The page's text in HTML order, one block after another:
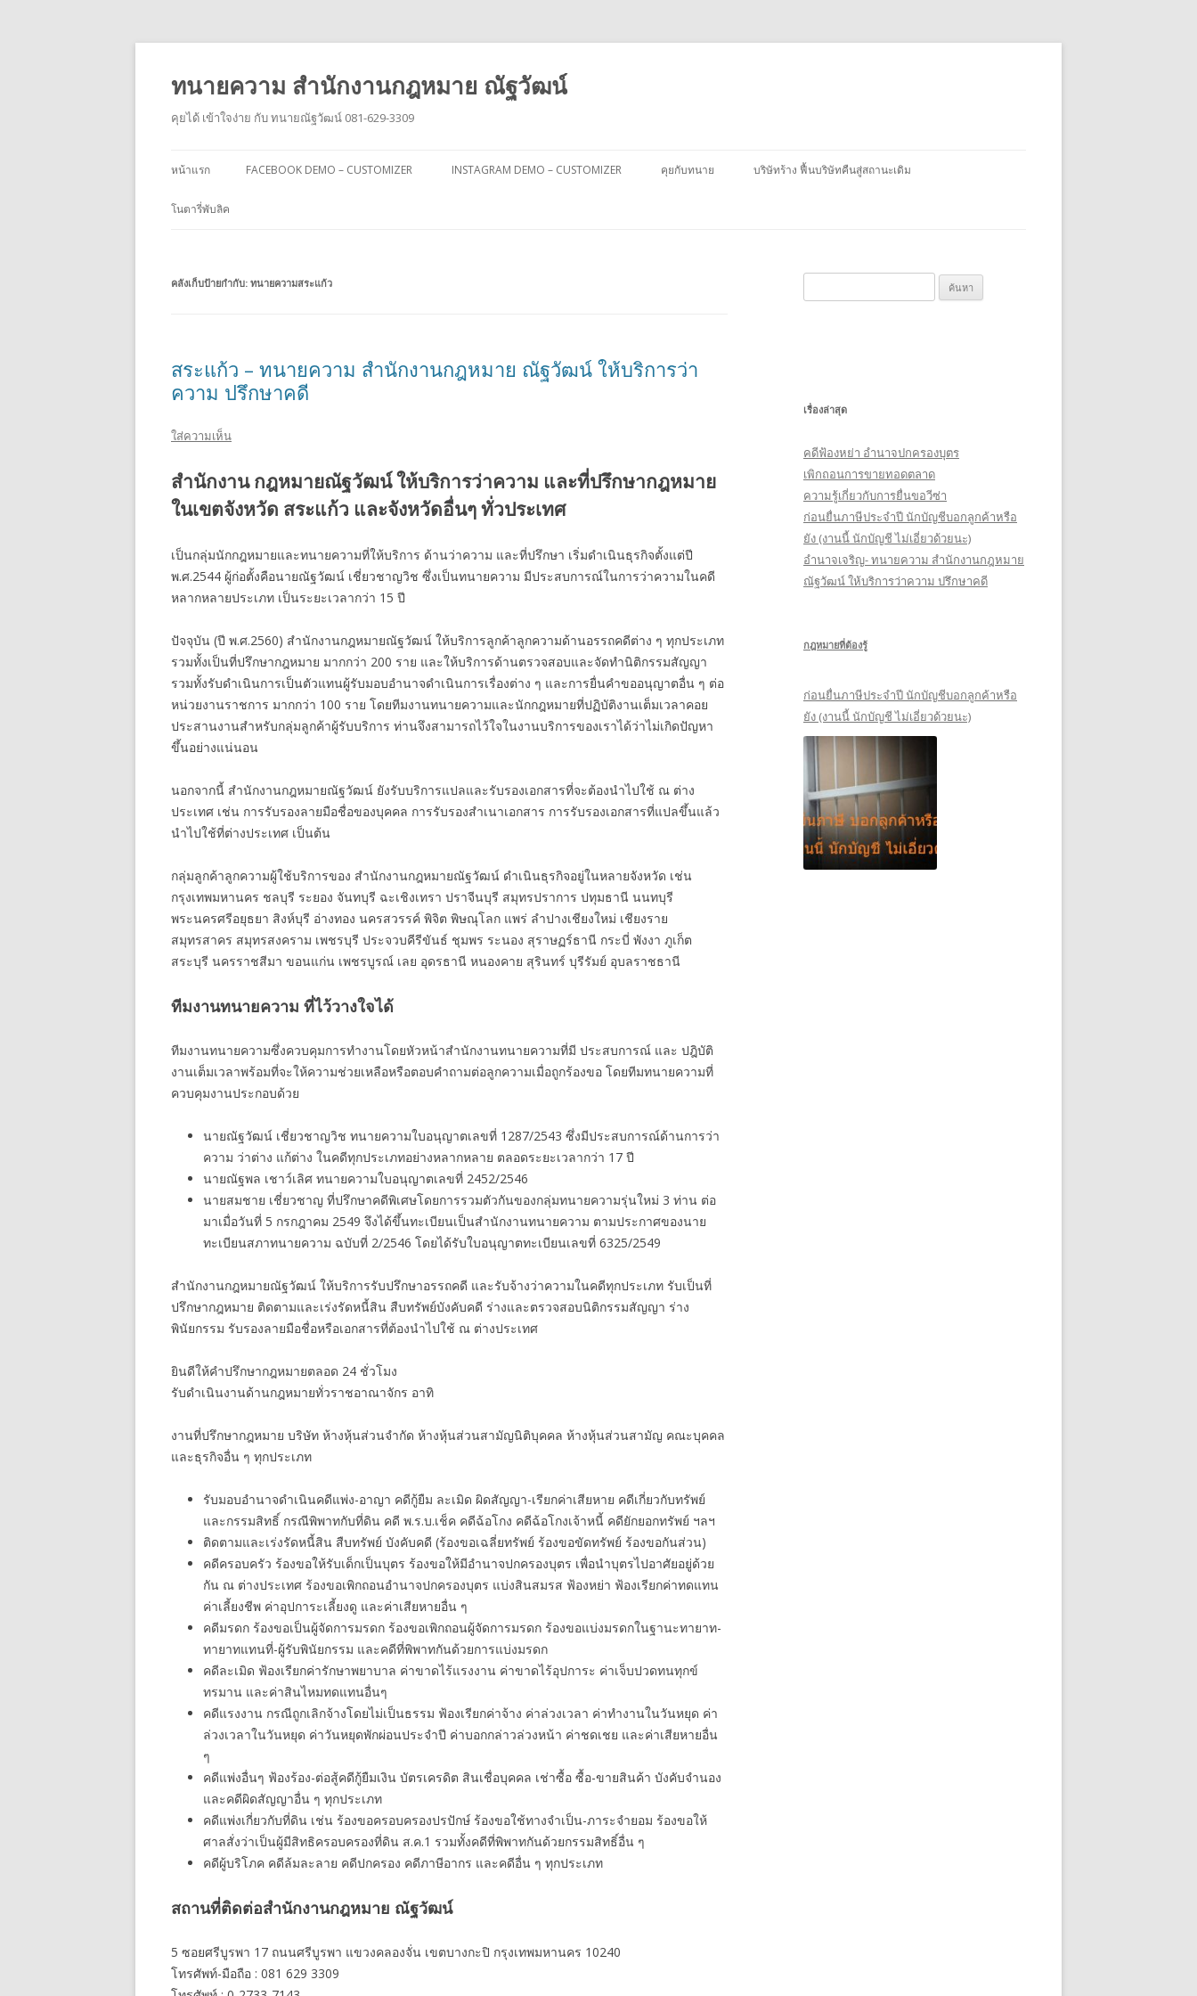
ทนายความ สำนักงานกฎหมาย ณัฐวัฒน์
คุยได้ เข้าใจง่าย กับ ทนายณัฐวัฒน์ 081-629-3309
ไป
หน้าแรก FACEBOOK DEMO – CUSTOMIZER INSTAGRAM DEMO – CUSTOMIZER คุยกับทนาย บริษัทร้าง ฟื้นบริษัทคืนสู่สถานะเดิม
โนตารี่พับลิค
คลังเก็บป้ายกำกับ: ทนายความสระแก้ว
สระแก้ว – ทนายความ สำนักงานกฎหมาย ณัฐวัฒน์ ให้บริการว่า
ความ ปรึกษาคดี
ใส่ความเห็น
สำนักงาน กฎหมายณัฐวัฒน์ ให้บริการว่าความ และที่ปรึกษากฎหมาย
ในเขตจังหวัด สระแก้ว และจังหวัดอื่นๆ ทั่วประเทศ
เป็นกลุ่มนักกฎหมายและทนายความที่ให้บริการ ด้านว่าความ และที่ปรึกษา เริ่มดำเนินธุรกิจตั้งแต่ปี
พ.ศ.2544 ผู้ก่อตั้งคือนายณัฐวัฒน์ เชี่ยวชาญวิช ซึ่งเป็นทนายความ มีประสบการณ์ในการว่าความในคดี
หลากหลายประเภท เป็นระยะเวลากว่า 15 ปี
ปัจจุบัน (ปี พ.ศ.2560) สำนักงานกฎหมายณัฐวัฒน์ ให้บริการลูกค้าลูกความด้านอรรถคดีต่าง ๆ ทุกประเภท
รวมทั้งเป็นที่ปรึกษากฎหมาย มากกว่า 200 ราย และให้บริการด้านตรวจสอบและจัดทำนิติกรรมสัญญา
รวมทั้งรับดำเนินการเป็นตัวแทนผู้รับมอบอำนาจดำเนินการเรื่องต่าง ๆ และการยื่นคำขออนุญาตอื่น ๆ ต่อ
หน่วยงานราชการ มากกว่า 100 ราย โดยทีมงานทนายความและนักกฎหมายที่ปฏิบัติงานเต็มเวลาคอย
ประสานงานสำหรับกลุ่มลูกค้าผู้รับบริการ ท่านจึงสามารถไว้ใจในงานบริการของเราได้ว่าไม่เกิดปัญหา
ขึ้นอย่างแน่นอน
นอกจากนี้ สำนักงานกฎหมายณัฐวัฒน์ ยังรับบริการแปลและรับรองเอกสารที่จะต้องนำไปใช้ ณ ต่าง
ประเทศ เช่น การรับรองลายมือชื่อของบุคคล การรับรองสำเนาเอกสาร การรับรองเอกสารที่แปลขึ้นแล้ว
นำไปใช้ที่ต่างประเทศ เป็นต้น
กลุ่มลูกค้าลูกความผู้ใช้บริการของ สำนักงานกฎหมายณัฐวัฒน์ ดำเนินธุรกิจอยู่ในหลายจังหวัด เช่น
กรุงเทพมหานคร ชลบุรี ระยอง จันทบุรี ฉะเชิงเทรา ปราจีนบุรี สมุทรปราการ ปทุมธานี นนทบุรี
พระนครศรีอยุธยา สิงห์บุรี อ่างทอง นครสวรรค์ พิจิต พิษณุโลก แพร่ ลำปางเชียงใหม่ เชียงราย
สมุทรสาคร สมุทรสงคราม เพชรบุรี ประจวบคีรีขันธ์ ชุมพร ระนอง สุราษฏร์ธานี กระบี่ พังงา ภูเก็ต
สระบุรี นครราชสีมา ขอนแก่น เพชรบูรณ์ เลย อุดรธานี หนองคาย สุรินทร์ บุรีรัมย์ อุบลราชธานี
ทีมงานทนายความ ที่ไว้วางใจได้
ทีมงานทนายความซึ่งควบคุมการทำงานโดยหัวหน้าสำนักงานทนายความที่มี ประสบการณ์ และ ปฎิบัติ
งานเต็มเวลาพร้อมที่จะให้ความช่วยเหลือหรือตอบคำถามต่อลูกความเมื่อถูกร้องขอ โดยทีมทนายความที่
ควบคุมงานประกอบด้วย
นายณัฐวัฒน์ เชี่ยวชาญวิช ทนายความใบอนุญาตเลขที่ 1287/2543 ซึ่งมีประสบการณ์ด้านการว่า
ความ ว่าต่าง แก้ต่าง ในคดีทุกประเภทอย่างหลากหลาย ตลอดระยะเวลากว่า 17 ปี
นายณัฐพล เชาว์เลิศ ทนายความใบอนุญาตเลขที่ 2452/2546
นายสมชาย เชี่ยวชาญ ที่ปรึกษาคดีพิเศษโดยการรวมตัวกันของกลุ่มทนายความรุ่นใหม่ 3 ท่าน ต่อ
มาเมื่อวันที่ 5 กรกฎาคม 2549 จึงได้ขึ้นทะเบียนเป็นสำนักงานทนายความ ตามประกาศของนาย
ทะเบียนสภาทนายความ ฉบับที่ 2/2546 โดยได้รับใบอนุญาตทะเบียนเลขที่ 6325/2549
สำนักงานกฎหมายณัฐวัฒน์ ให้บริการรับปรึกษาอรรถคดี และรับจ้างว่าความในคดีทุกประเภท รับเป็นที่
ปรึกษากฎหมาย ติดตามและเร่งรัดหนี้สิน สืบทรัพย์บังคับคดี ร่างและตรวจสอบนิติกรรมสัญญา ร่าง
พินัยกรรม รับรองลายมือชื่อหรือเอกสารที่ต้องนำไปใช้ ณ ต่างประเทศ
ยินดีให้คำปรึกษากฎหมายตลอด 24 ชั่วโมง
รับดำเนินงานด้านกฎหมายทั่วราชอาณาจักร อาทิ
งานที่ปรึกษากฎหมาย บริษัท ห้างหุ้นส่วนจำกัด ห้างหุ้นส่วนสามัญนิติบุคคล ห้างหุ้นส่วนสามัญ คณะบุคคล
และธุรกิจอื่น ๆ ทุกประเภท
รับมอบอำนาจดำเนินคดีแพ่ง-อาญา คดีกู้ยืม ละเมิด ผิดสัญญา-เรียกค่าเสียหาย คดีเกี่ยวกับทรัพย์
และกรรมสิทธิ์ กรณีพิพาทกับที่ดิน คดี พ.ร.บ.เช็ค คดีฉ้อโกง คดีฉ้อโกงเจ้าหนี้ คดียักยอกทรัพย์ ฯลฯ
ติดตามและเร่งรัดหนี้สิน สืบทรัพย์ บังคับคดี (ร้องขอเฉลี่ยทรัพย์ ร้องขอขัดทรัพย์ ร้องขอกันส่วน)
คดีครอบครัว ร้องขอให้รับเด็กเป็นบุตร ร้องขอให้มีอำนาจปกครองบุตร เพื่อนำบุตรไปอาศัยอยู่ด้วย
กัน ณ ต่างประเทศ ร้องขอเพิกถอนอำนาจปกครองบุตร แบ่งสินสมรส ฟ้องหย่า ฟ้องเรียกค่าทดแทน
ค่าเลี้ยงชีพ ค่าอุปการะเลี้ยงดู และค่าเสียหายอื่น ๆ
คดีมรดก ร้องขอเป็นผู้จัดการมรดก ร้องขอเพิกถอนผู้จัดการมรดก ร้องขอแบ่งมรดกในฐานะทายาท-
ทายาทแทนที่-ผู้รับพินัยกรรม และคดีที่พิพาทกันด้วยการแบ่งมรดก
คดีละเมิด ฟ้องเรียกค่ารักษาพยาบาล ค่าขาดไร้แรงงาน ค่าขาดไร้อุปการะ ค่าเจ็บปวดทนทุกข์
ทรมาน และค่าสินไหมทดแทนอื่นๆ
คดีแรงงาน กรณีถูกเลิกจ้างโดยไม่เป็นธรรม ฟ้องเรียกค่าจ้าง ค่าล่วงเวลา ค่าทํางานในวันหยุด ค่า
ล่วงเวลาในวันหยุด ค่าวันหยุดพักผ่อนประจำปี ค่าบอกกล่าวล่วงหน้า ค่าชดเชย และค่าเสียหายอื่น
ๆ
คดีแพ่งอื่นๆ ฟ้องร้อง-ต่อสู้คดีกู้ยืมเงิน บัตรเครดิต สินเชื่อบุคคล เช่าซื้อ ซื้อ-ขายสินค้า บังคับจำนอง
และคดีผิดสัญญาอื่น ๆ ทุกประเภท
คดีแพ่งเกี่ยวกับที่ดิน เช่น ร้องขอครอบครองปรปักษ์ ร้องขอใช้ทางจำเป็น-ภาระจำยอม ร้องขอให้
ศาลสั่งว่าเป็นผู้มีสิทธิครอบครองที่ดิน ส.ค.1 รวมทั้งคดีที่พิพาทกันด้วยกรรมสิทธิ์อื่น ๆ
คดีผู้บริโภค คดีล้มละลาย คดีปกครอง คดีภาษีอากร และคดีอื่น ๆ ทุกประเภท
สถานที่ติดต่อสำนักงานกฎหมาย ณัฐวัฒน์
5 ซอยศรีบูรพา 17 ถนนศรีบูรพา แขวงคลองจั่น เขตบางกะปิ กรุงเทพมหานคร 10240
โทรศัพท์-มือถือ : 081 629 3309
น
รั
:
เรื่องล่าสุด
คดีฟ้องหย่า อำนาจปกครองบุตร
เพิกถอนการขายทอดตลาด
ความรู้เกี่ยวกับการยื่นขอวีซ่า
ก่อนยื่นภาษีประจำปี นักบัญชีบอกลูกค้าหรือ
ยัง (งานนี้ นักบัญชี ไม่เอี่ยวด้วยนะ)
อำนาจเจริญ- ทนายความ สำนักงานกฎหมาย
ณัฐวัฒน์ ให้บริการว่าความ ปรึกษาคดี
กฎหมายที่ต้องรู้
ก่อนยื่นภาษีประจำปี นักบัญชีบอกลูกค้าหรือ
ยัง (งานนี้ นักบัญชี ไม่เอี่ยวด้วยนะ)